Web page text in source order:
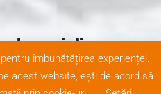
de socializare
îmbunătățirea experienței.
acest website, ești de acord să